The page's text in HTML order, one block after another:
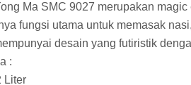
Ma SMC 9027 merupakan
fungsi utama untuk memasak
desain yang futiristik
:
Liter